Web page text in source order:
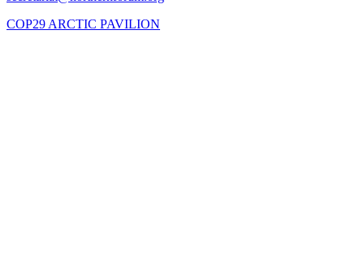
COP29 ARCTIC PAVILION